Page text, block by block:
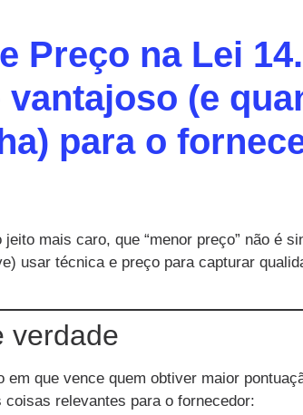
Preço na Lei
vantajoso (e
para o
mais caro, que “menor preço” não é
usar técnica e preço para capturar
verdade
que vence quem obtiver maior
relevantes para o fornecedor: